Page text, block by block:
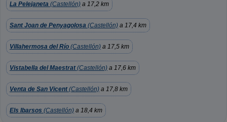
La Pelejaneta (Castellón) a 17,2 km
Sant Joan de Penyagolosa (Castellón) a 17,4 km
Villahermosa del Río (Castellón) a 17,5 km
Vistabella del Maestrat(Castellón) a 17,6 km
Venta de San Vicent(Castellón) a 17,8 km
Els Ibarsos (Castellón) a 18,4 km